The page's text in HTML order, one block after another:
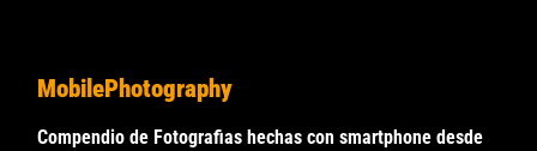
MobilePhotography
Compendio de Fotografias hechas con smartphone desde